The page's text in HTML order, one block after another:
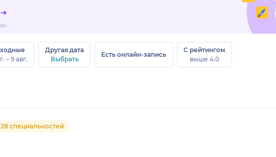
– 9 авг.
Другая дата
Выбрать
Есть онлайн-запись
С рейтингом
выше 4.0
специальностей